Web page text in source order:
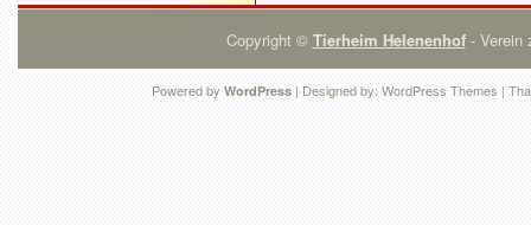
Copyright © Tierheim Helenenhof- Verein
Powered by WordPress | Designed by: WordPress Themes |